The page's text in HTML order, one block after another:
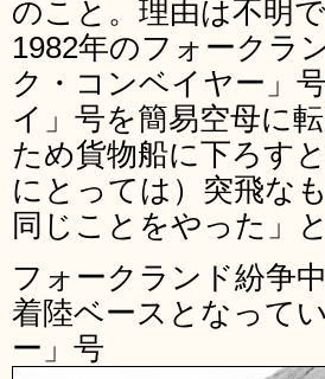
のこと。理由は不明
1982年のフォークラ
ク・コンベイヤー」
イ」号を簡易空母に
ため貨物船に下ろす
にとっては）突飛な
同じことをやった」
フォークランド紛争
着陸ベースとなって
ー」号